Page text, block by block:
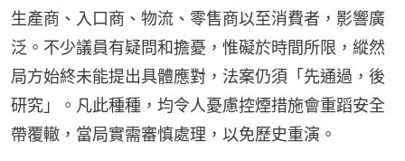
生產商、入口商、物流、零售商以至消費者，影響廣
泛。不少議員有疑問和擔憂，惟礙於時間所限，縱然
局方始終未能提出具體應對，法案仍須「先通過，後
研究」。凡此種種，均令人憂慮控煙措施會重蹈安全
帶覆轍，當局實需審慎處理，以免歷史重演。